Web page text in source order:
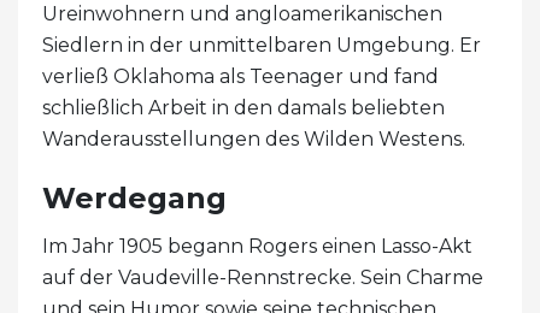
Ureinwohnern und angloamerikanischen
Siedlern in der unmittelbaren Umgebung. Er
verließ Oklahoma als Teenager und fand
schließlich Arbeit in den damals beliebten
Wanderausstellungen des Wilden Westens.
Werdegang
Im Jahr 1905 begann Rogers einen Lasso-Akt
auf der Vaudeville-Rennstrecke. Sein Charme